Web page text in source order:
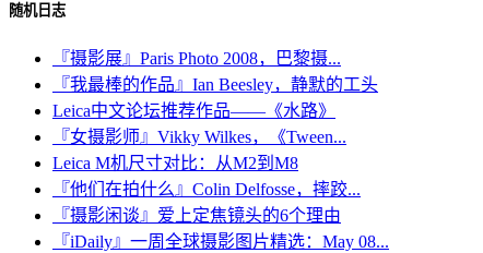
随机日志
『摄影展』Paris Photo 2008，巴黎摄...
『我最棒的作品』Ian Beesley，静默的工头
Leica中文论坛推荐作品——《水路》
『女摄影师』Vikky Wilkes，《Tween...
Leica M机尺寸对比：从M2到M8
『他们在拍什么』Colin Delfosse，摔跤...
『摄影闲谈』爱上定焦镜头的6个理由
『iDaily』一周全球摄影图片精选：May 08...